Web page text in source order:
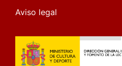
Aviso legal